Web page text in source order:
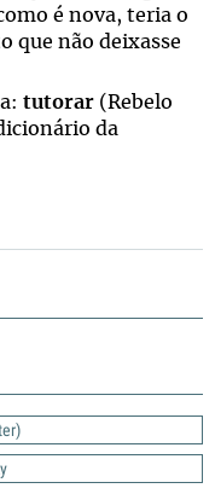
é nova, teria o
que não deixasse
tutorar (Rebelo
da